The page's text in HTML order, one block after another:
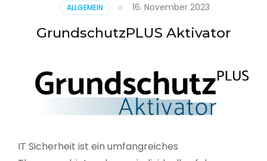
Schlacht
im
Netz
ALLGEMEIN 16. November 2023
GrundschutzPLUS Aktivator
IT Sicherheit ist ein umfangreiches